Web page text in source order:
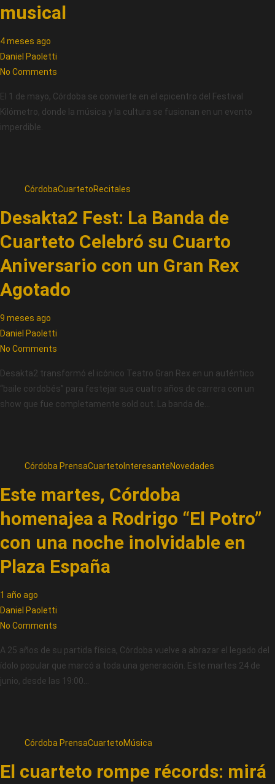
musical
4 meses ago
Daniel Paoletti
No Comments
El 1 de mayo, Córdoba se convierte en el epicentro del Festival
Kilómetro, donde la música y la cultura se fusionan en un evento
imperdible.
CórdobaCuartetoRecitales
Desakta2 Fest: La Banda de
Cuarteto Celebró su Cuarto
Aniversario con un Gran Rex
Agotado
9 meses ago
Daniel Paoletti
No Comments
Desakta2 transformó el icónico Teatro Gran Rex en un auténtico
“baile cordobés” para festejar sus cuatro años de carrera con un
show que fue completamente sold out. La banda de…
Córdoba PrensaCuarteto InteresanteNovedades
Este martes, Córdoba
homenajea a Rodrigo “El Potro”
con una noche inolvidable en
Plaza España
1 año ago
Daniel Paoletti
No Comments
A 25 años de su partida física, Córdoba vuelve a abrazar el legado del
ídolo popular que marcó a toda una generación. Este martes 24 de
junio, desde las 19:00…
Córdoba PrensaCuartetoMúsica
El cuarteto rompe récords: mirá